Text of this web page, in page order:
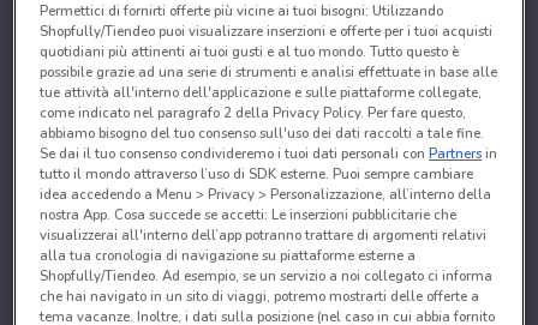
Permettici di fornirti offerte più vicine ai tuoi bisogni: Utilizzando
Shopfully/Tiendeo puoi visualizzare inserzioni e offerte per i tuoi acquisti
quotidiani più attinenti ai tuoi gusti e al tuo mondo. Tutto questo è
possibile grazie ad una serie di strumenti e analisi effettuate in base alle
tue attività all'interno dell'applicazione e sulle piattaforme collegate,
come indicato nel paragrafo 2 della Privacy Policy. Per fare questo,
abbiamo bisogno del tuo consenso sull'uso dei dati raccolti a tale fine.
Se dai il tuo consenso condivideremo i tuoi dati personali conPartnersin
tutto il mondo attraverso l’uso di SDK esterne. Puoi sempre cambiare
idea accedendo a Menu > Privacy > Personalizzazione, all’interno della
nostra App. Cosa succede se accetti: Le inserzioni pubblicitarie che
visualizzerai all'interno dell’app potranno trattare di argomenti relativi
alla tua cronologia di navigazione su piattaforme esterne a
Shopfully/Tiendeo. Ad esempio, se un servizio a noi collegato ci informa
che hai navigato in un sito di viaggi, potremo mostrarti delle offerte a
tema vacanze. Inoltre, i dati sulla posizione (nel caso in cui abbia fornito